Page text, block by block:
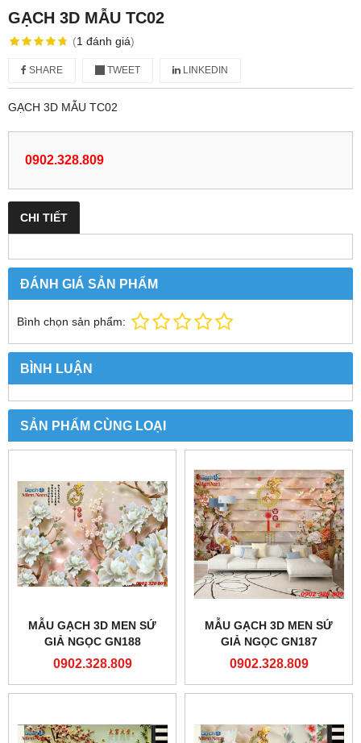
GẠCH 3D MẪU TC02
(1 đánh giá)
SHARE TWEET LINKEDIN
GẠCH 3D MẪU TC02
0902.328.809
CHI TIẾT
ĐÁNH GIÁ SẢN PHẨM
Bình chọn sản phẩm:
BÌNH LUẬN
SẢN PHẨM CÙNG LOẠI
MẪU GẠCH 3D MEN SỨ
GIẢ NGỌC GN188
0902.328.809
MẪU GẠCH 3D MEN SỨ
GIẢ NGỌC GN187
0902.328.809